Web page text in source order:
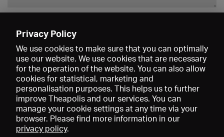
Privacy Policy
We use cookies to make sure that you can optimally
use our website. We use cookies that are necessary
for the operation of the website. You can also allow
cookies for statistical, marketing and
personalisation purposes. This helps us to further
improve Theapolis and our services. You can
manage your cookie settings at any time via your
browser. Please find more information in our
privacy policy.